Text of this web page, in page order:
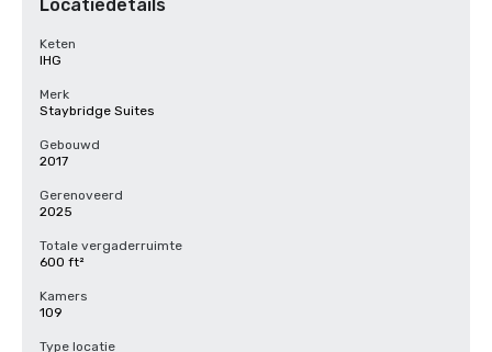
Locatiedetails
Keten
IHG
Merk
Staybridge Suites
Gebouwd
2017
Gerenoveerd
2025
Totale vergaderruimte
600 ft²
Kamers
109
Type locatie